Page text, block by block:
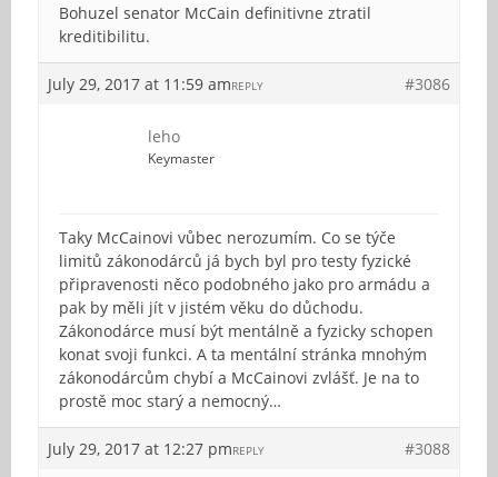
Bohuzel senator McCain definitivne ztratil
kreditibilitu.
July 29, 2017 at 11:59 am #3086
REPLY
leho
Keymaster
Taky McCainovi vůbec nerozumím. Co se týče
limitů zákonodárců já bych byl pro testy fyzické
připravenosti něco podobného jako pro armádu a
pak by měli jít v jistém věku do důchodu.
Zákonodárce musí být mentálně a fyzicky schopen
konat svoji funkci. A ta mentální stránka mnohým
zákonodárcům chybí a McCainovi zvlášť. Je na to
prostě moc starý a nemocný…
July 29, 2017 at 12:27 pm #3088
REPLY